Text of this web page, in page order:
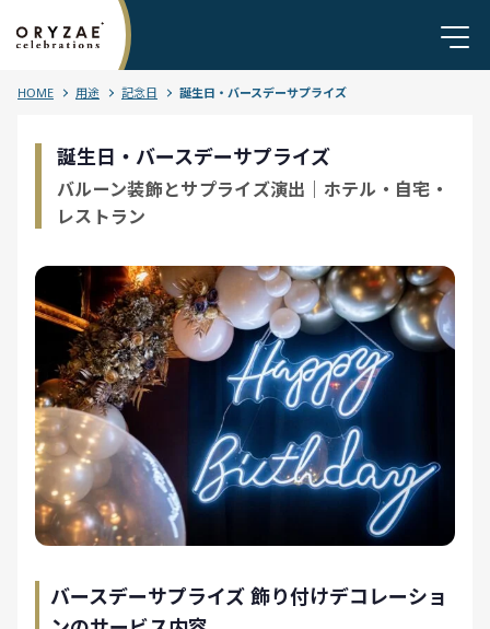
HOME 用途 記念日 誕生日・バースデーサプライズ
誕生日・バースデーサプライズ
バルーン装飾とサプライズ演出｜ホテル・自宅・
レストラン
バースデーサプライズ 飾り付けデコレーショ